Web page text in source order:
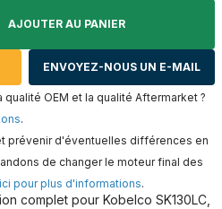
AJOUTER AU PANIER
ENVOYEZ-NOUS UN E-MAIL
OEM et la qualité Aftermarket ?
.
prévenir d'éventuelles différences en
de changer le moteur final des
pour plus d'informations.
complet pour Kobelco SK130LC,